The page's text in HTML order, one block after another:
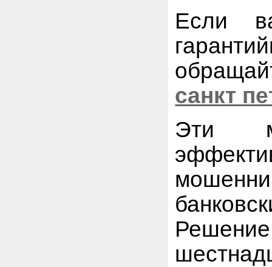
Если
санкт
Эти